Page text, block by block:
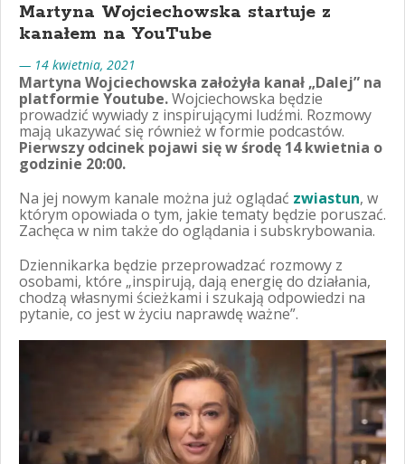
Martyna Wojciechowska startuje z
kanałem na YouTube
— 14 kwietnia, 2021
Martyna Wojciechowska założyła kanał „Dalej” na
platformie Youtube.Wojciechowska będzie
prowadzić wywiady z inspirującymi ludźmi. Rozmowy
mają ukazywać się również w formie podcastów.
Pierwszy odcinek pojawi się w środę 14 kwietnia o
godzinie 20:00.
Na jej nowym kanale można już oglądać zwiastun, w
którym opowiada o tym, jakie tematy będzie poruszać.
Zachęca w nim także do oglądania i subskrybowania.
Dziennikarka będzie przeprowadzać rozmowy z
osobami, które „inspirują, dają energię do działania,
chodzą własnymi ścieżkami i szukają odpowiedzi na
pytanie, co jest w życiu naprawdę ważne”.